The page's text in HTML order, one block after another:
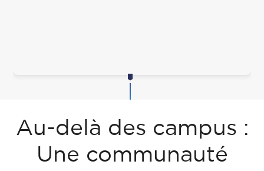
Au-delà des campus :
Une communauté